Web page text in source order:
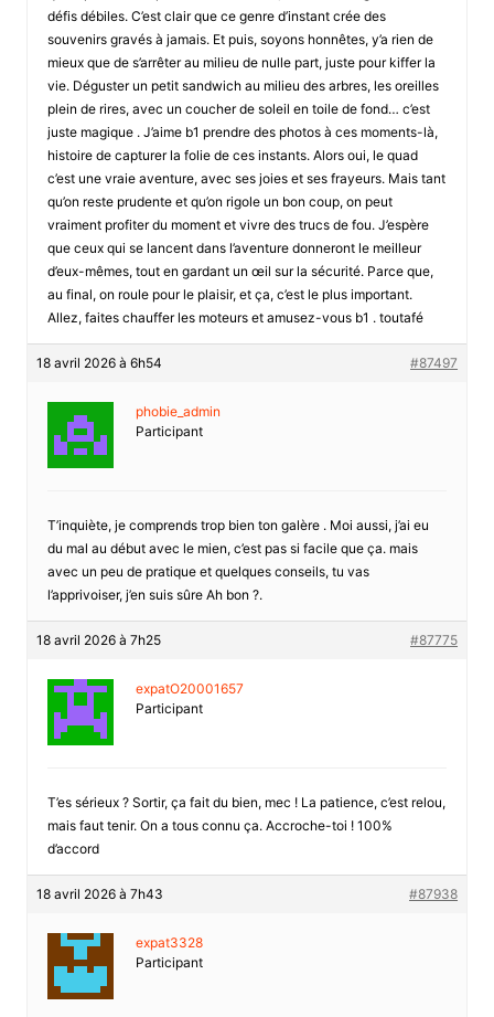
défis débiles. C’est clair que ce genre d’instant crée des
souvenirs gravés à jamais. Et puis, soyons honnêtes, y’a rien de
mieux que de s’arrêter au milieu de nulle part, juste pour kiffer la
vie. Déguster un petit sandwich au milieu des arbres, les oreilles
plein de rires, avec un coucher de soleil en toile de fond… c’est
juste magique . J’aime b1 prendre des photos à ces moments-là,
histoire de capturer la folie de ces instants. Alors oui, le quad
c’est une vraie aventure, avec ses joies et ses frayeurs. Mais tant
qu’on reste prudente et qu’on rigole un bon coup, on peut
vraiment profiter du moment et vivre des trucs de fou. J’espère
que ceux qui se lancent dans l’aventure donneront le meilleur
d’eux-mêmes, tout en gardant un œil sur la sécurité. Parce que,
au final, on roule pour le plaisir, et ça, c’est le plus important.
Allez, faites chauffer les moteurs et amusez-vous b1 . toutafé
18 avril 2026 à 6h54 #87497
phobie_admin
Participant
T’inquiète, je comprends trop bien ton galère . Moi aussi, j’ai eu
du mal au début avec le mien, c’est pas si facile que ça. mais
avec un peu de pratique et quelques conseils, tu vas
l’apprivoiser, j’en suis sûre Ah bon ?.
18 avril 2026 à 7h25 #87775
expatO20001657
Participant
T’es sérieux ? Sortir, ça fait du bien, mec ! La patience, c’est relou,
mais faut tenir. On a tous connu ça. Accroche-toi ! 100%
d’accord
18 avril 2026 à 7h43 #87938
expat3328
Participant